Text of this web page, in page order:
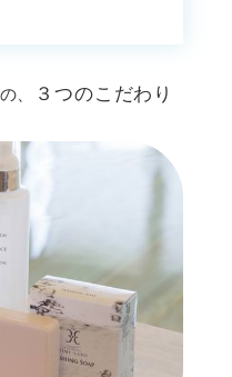
、 ３つのこだわり